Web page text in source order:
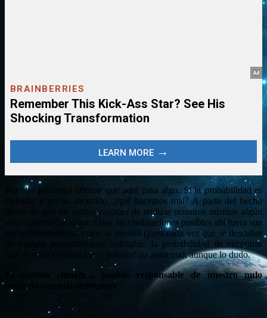
Por ello podemos afirmar que aquí pasa algo. Si la probabilidad es
elevada, y no ha sucedido, ¿qué hacemos mal? A parte del hecho
obvio de que no somos capaces de realizar nosotros mismos algún
viaje interestelar, o que todas las civilizaciones posibles ahí fuera son
tan autodestructivas como la nuestra (pues cada vez que se descubre
un planeta potencialmente habitable, la probabilidad de encontrar
una de estas civilizaciones poblándolo aumenta), aunque lo dudo.
El cambio climático, posible responsable de nuestro nulo
contacto con extraterrestres